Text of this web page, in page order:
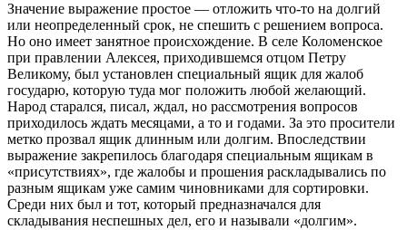
Значение выражение простое — отложить что-то на долгий
или неопределенный срок, не спешить с решением вопроса.
Но оно имеет занятное происхождение. В селе Коломенское
при правлении Алексея, приходившемся отцом Петру
Великому, был установлен специальный ящик для жалоб
государю, которую туда мог положить любой желающий.
Народ старался, писал, ждал, но рассмотрения вопросов
приходилось ждать месяцами, а то и годами. За это просители
метко прозвал ящик длинным или долгим. Впоследствии
выражение закрепилось благодаря специальным ящикам в
«присутствиях», где жалобы и прошения раскладывались по
разным ящикам уже самим чиновниками для сортировки.
Среди них был и тот, который предназначался для
складывания неспешных дел, его и называли «долгим».